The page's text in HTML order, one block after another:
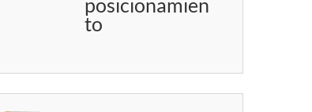
posicionamien
to